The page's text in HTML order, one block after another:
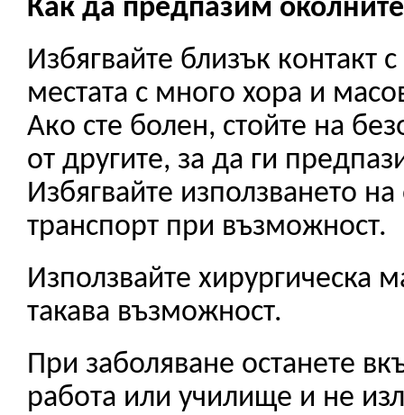
Как да предпазим
Избягвайте близък контакт
местата с много хора и
Ако сте болен, стойте на
от другите, за да ги
Избягвайте използването
транспорт при възможност.
Използвайте хирургическа
такава възможност.
При заболяване останете
работа или училище и не